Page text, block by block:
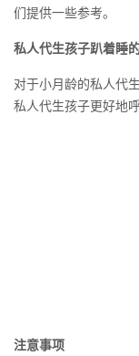
们提供一些参考。
私人代生孩子趴着睡
对于小月龄的私人代
私人代生孩子更好地
注意事项